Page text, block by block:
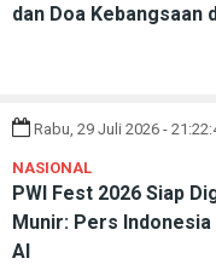
dan Doa Kebangsaan
Rabu, 29 Juli 2026 -
NASIONAL
PWI Fest 2026 Siap
Munir: Pers Indonesia
AI